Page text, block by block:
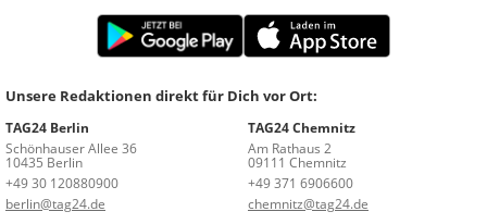
Unsere Redaktionen direkt für Dich vor Ort:
TAG24 Berlin
Schönhauser Allee 36
10435 Berlin
+49 30 120880900
berlin@tag24.de
TAG24 Chemnitz
Am Rathaus 2
09111 Chemnitz
+49 371 6906600
chemnitz@tag24.de